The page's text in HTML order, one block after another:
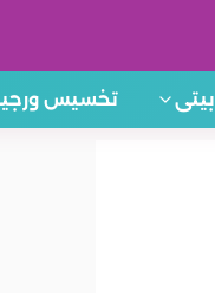
بيتى تخسيس